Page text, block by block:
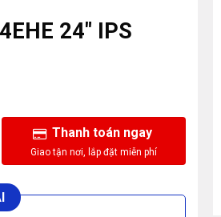
24″ IPS
Thanh toán ngay